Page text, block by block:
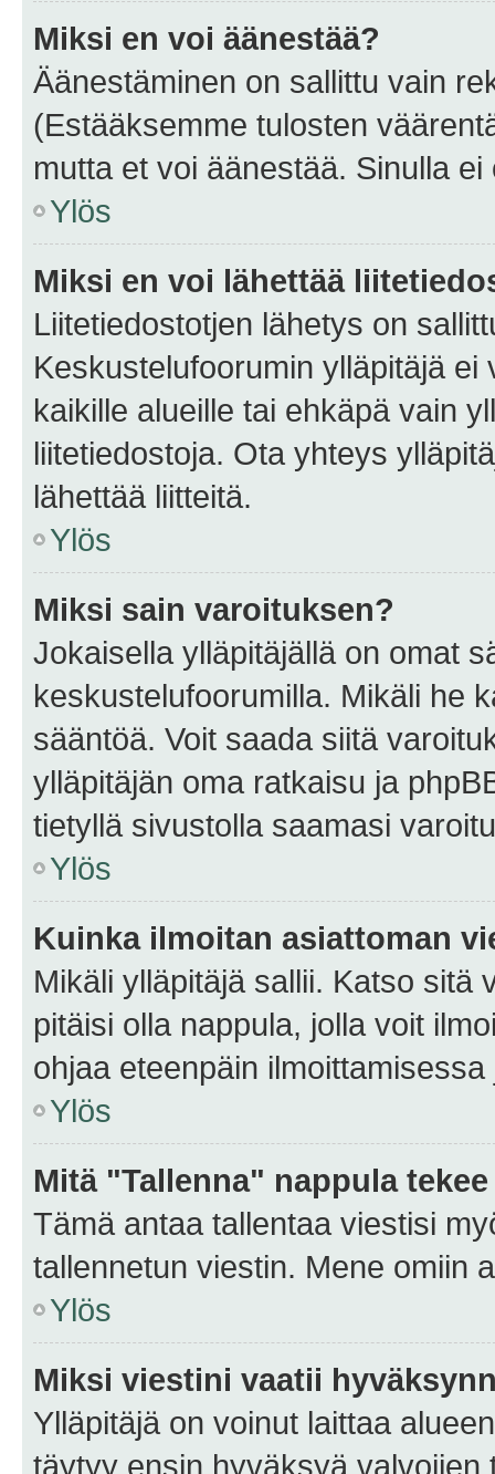
Miksi en voi äänestää?
Äänestäminen on sallittu vain
(Estääksemme tulosten
mutta et voi äänestää. Sinulla
Ylös
Miksi en voi lähettää
Liitetiedostotjen lähetys on
Keskustelufoorumin ylläpitäjä
kaikille alueille tai ehkäpä vain
liitetiedostoja. Ota yhteys
lähettää liitteitä.
Ylös
Miksi sain varoituksen?
Jokaisella ylläpitäjällä on omat
keskustelufoorumilla. Mikäli he
sääntöä. Voit saada siitä
ylläpitäjän oma ratkaisu ja
tietyllä sivustolla saamasi
Ylös
Kuinka ilmoitan asiattoman
Mikäli ylläpitäjä sallii. Katso sitä
pitäisi olla nappula, jolla voit
ohjaa eteenpäin
Ylös
Mitä "Tallenna" nappula
Tämä antaa tallentaa viestisi
tallennetun viestin. Mene omiin
Ylös
Miksi viestini vaatii
Ylläpitäjä on voinut laittaa
täytyy ensin hyväksyä